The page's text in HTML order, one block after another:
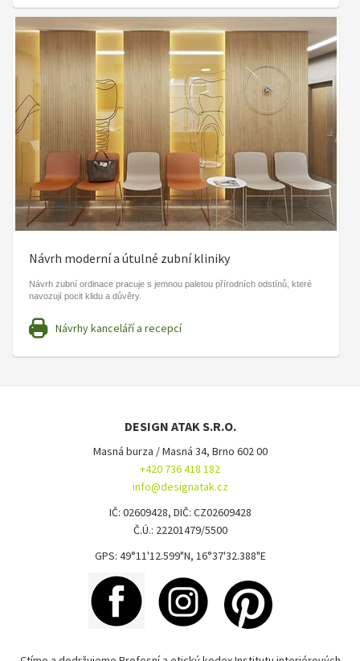
Návrh moderní a útulné zubní kliniky
Návrh zubní ordinace pracuje s jemnou paletou přírodních odstínů, které
navozují pocit klidu a důvěry.
Návrhy kanceláří a recepcí
DESIGN ATAK S.R.O.
Masná burza / Masná 34, Brno 602 00
+420 736 418 182
info@designatak.cz
IČ: 02609428, DIČ: CZ02609428
Č.Ú.: 22201479/5500
GPS: 49°11'12.599"N, 16°37'32.388"E